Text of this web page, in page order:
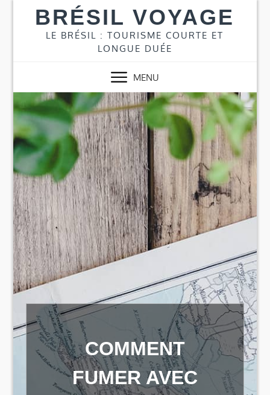
content
BRÉSIL VOYAGE
LE BRÉSIL : TOURISME COURTE ET
LONGUE DUÉE
MENU
COMMENT
FUMER AVEC